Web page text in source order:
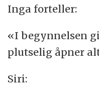
Inga forteller:
«I begynnelsen
plutselig åpner
Siri: